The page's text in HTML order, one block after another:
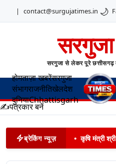
| contact@surgujatimes.in 🌙
सरगुजा से लेकर पूरे
होमताज़ा खबरेंसरगुजा
संभागराजनीतिखेलदेश
दुनियाChhattisgarh
✍️पत्रकार बनें
ब्रेकिंग न्यूज़ • कृषि मंत्री